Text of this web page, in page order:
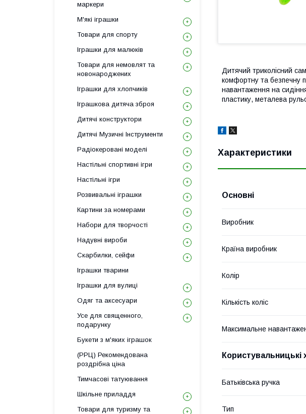
Дитячий триколісний
комфортну та безпечну
навантаження на
пластику, металева
Характеристики
Основні
Виробник
Країна виробник
Колір
Кількість коліс
Максимальне
Користувальницькі
Батьківська ручка
Тип
маркери
М'які іграшки
Товари для спорту
Іграшки для малюків
Товари для немовлят та
новонароджених
Іграшки для хлопчиків
Іграшкова дитяча зброя
Дитячі конструктори
Дитячі Музичні Інструменти
Радіокеровані моделі
Настільні спортивні ігри
Настільні ігри
Розвивальні іграшки
Картини за номерами
Набори для творчості
Надувні вироби
Скарбилки, сейфи
Іграшки тварини
Іграшки для вулиці
Одяг та аксесуари
Усе для священного,
подарунку
Букети з м'яких іграшок
(РРЦ) Рекомендована
роздрібна ціна
Тимчасові татуювання
Шкільне приладдя
Товари для туризму та